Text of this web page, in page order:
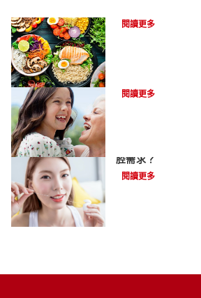
閱讀更多
閱讀更多
腔需求？
閱讀更多